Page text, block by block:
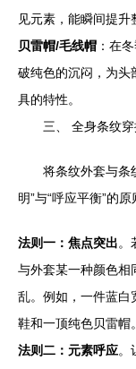
见元素，能瞬间提升
贝雷帽/毛线帽 ：在
破纯色的沉闷，为头
具的特性。
三、 全身条纹
将条纹外套与条
明”与“呼应平衡”的原
法则一：焦点突出。
与外套某一种颜色相
乱。例如，一件蓝白
鞋和一顶纯色贝雷帽。
法则二：元素呼应。